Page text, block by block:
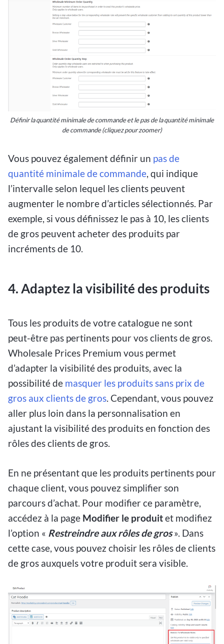
Définir la quantité minimale de commande et le pas de la quantité minimale
de commande (cliquez pour zoomer)
Vous pouvez également définir un pas de
quantité minimale de commande, qui indique
l’intervalle selon lequel les clients peuvent
augmenter le nombre d’articles sélectionnés. Par
exemple, si vous définissez le pas à 10, les clients
de gros peuvent acheter des produits par
incréments de 10.
4. Adaptez la visibilité des produits
Tous les produits de votre catalogue ne sont
peut-être pas pertinents pour vos clients de gros.
Wholesale Prices Premium vous permet
d’adapter la visibilité des produits, avec la
possibilité de masquer les produits sans prix de
gros aux clients de gros. Cependant, vous pouvez
aller plus loin dans la personnalisation en
ajustant la visibilité des produits en fonction des
rôles des clients de gros.
En ne présentant que les produits pertinents pour
chaque client, vous pouvez simplifier son
parcours d’achat. Pour modifier ce paramètre,
accédez à la page Modifier le produitet modifiez
l’option « Restreindre aux rôles de gros». Dans
cette case, vous pouvez choisir les rôles de clients
de gros auxquels votre produit sera visible.